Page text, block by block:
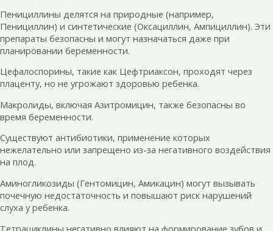
Пенициллины делятся на природные (например,
Пенициллин) и синтетические (Оксациллин, Ампициллин). Эти
препараты безопасны и могут назначаться даже при
планировании беременности.
Цефалоспорины, такие как Цефтриаксон, проходят через
плаценту, но не угрожают здоровью ребенка.
Макролиды, включая Азитромицин, также безопасны во
время беременности.
Существуют антибиотики, применение которых
нежелательно или запрещено из-за негативного воздействия
на плод.
Аминогликозиды (Гентомицин, Амикацин) могут вызывать
почечную недостаточность и повышают риск нарушений
слуха у ребенка.
Тетрациклины негативно влияют на формирование зубов и